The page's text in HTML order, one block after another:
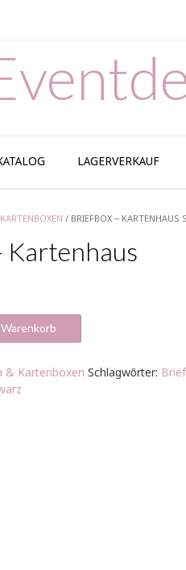
LAGERVERKAUF
/ BRIEFBOX – KARTENHAUS
Kartenhaus
& Kartenboxen Schlagwörter: